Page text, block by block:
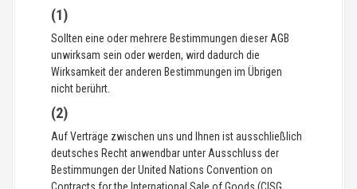
(1)
Sollten eine oder mehrere Bestimmungen dieser AGB
unwirksam sein oder werden, wird dadurch die
Wirksamkeit der anderen Bestimmungen im Übrigen
nicht berührt.
(2)
Auf Verträge zwischen uns und Ihnen ist ausschließlich
deutsches Recht anwendbar unter Ausschluss der
Bestimmungen der United Nations Convention on